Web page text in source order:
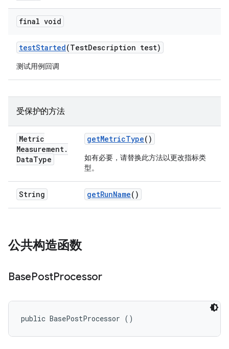
final void
testStarted(TestDescription test)
测试用例回调
受保护的方法
Metric
Measurement.
DataType
getMetricType()
如有必要，请替换此方法以更改指标类
型。
String getRunName()
公共构造函数
BasePostProcessor
public BasePostProcessor ()